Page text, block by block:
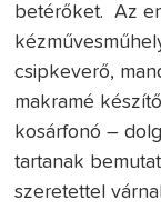
betérőket. Az
csipkeverő,
makramé
kosárfonó –
tartanak
szeretettel